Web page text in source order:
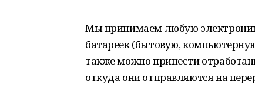
Мы принимаем любую
батареек (бытовую,
также можно принести
откуда они отправляются на